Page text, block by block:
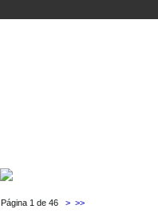
Página 1 de 46 > >>